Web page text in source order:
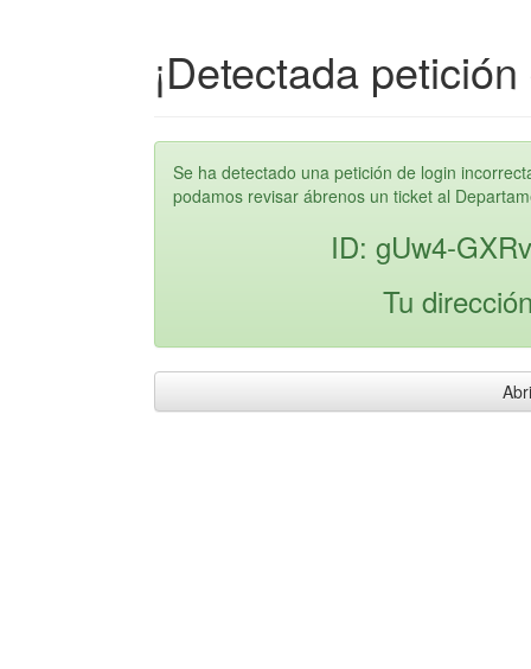
¡Detectada
Se ha detectado una petición de login
podamos revisar ábrenos un ticket al
ID: gUw4-
Tu